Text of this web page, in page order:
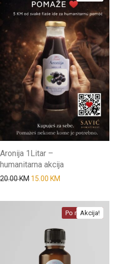
Aronija 1Litar –
humanitarna akcija
20.00KM Original price was: 20.00 KM.
15.00 KM
Po narudžbi
Akcija!